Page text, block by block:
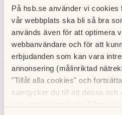
På hsb.se använder vi cookies
vår webbplats ska bli så bra
används även för att optimera
webbanvändare och för att
erbjudanden som kan vara
annonsering (målinriktad
"Tillåt alla cookies" och
samtycker du till att dessa och
Detta är tillåtet under
monterad på elementet flyttas
detta inte görs måste den nya
Markaryd AN. Den nya ventilen
fastighetsskötare för att få rätt
Det är absolut förbjudet att
tappvarmvatten systemet. Det är
uppvärmning av rum utan sådana
störningar i tappvarmvatten